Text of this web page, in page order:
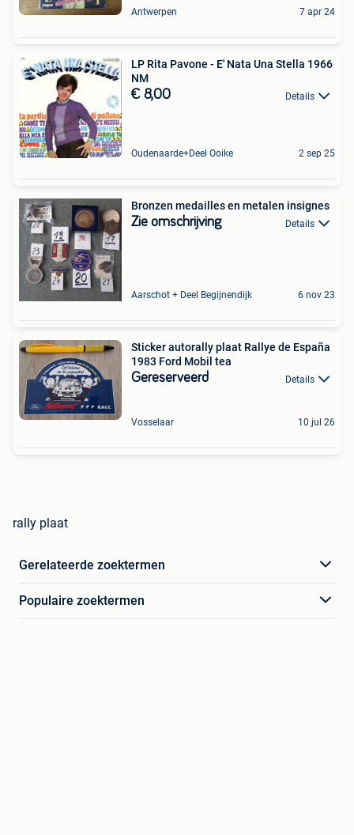
Antwerpen 7 apr 24
LP Rita Pavone - E' Nata Una Stella 1966
NM
€ 8,00 Details
Oudenaarde+Deel Ooike 2 sep 25
Bronzen medailles en metalen insignes
Zie omschrijving Details
Aarschot + Deel Begijnendijk 6 nov 23
Sticker autorally plaat Rallye de España
1983 Ford Mobil tea
Gereserveerd Details
Vosselaar 10 jul 26
rally plaat
Gerelateerde zoektermen
Populaire zoektermen